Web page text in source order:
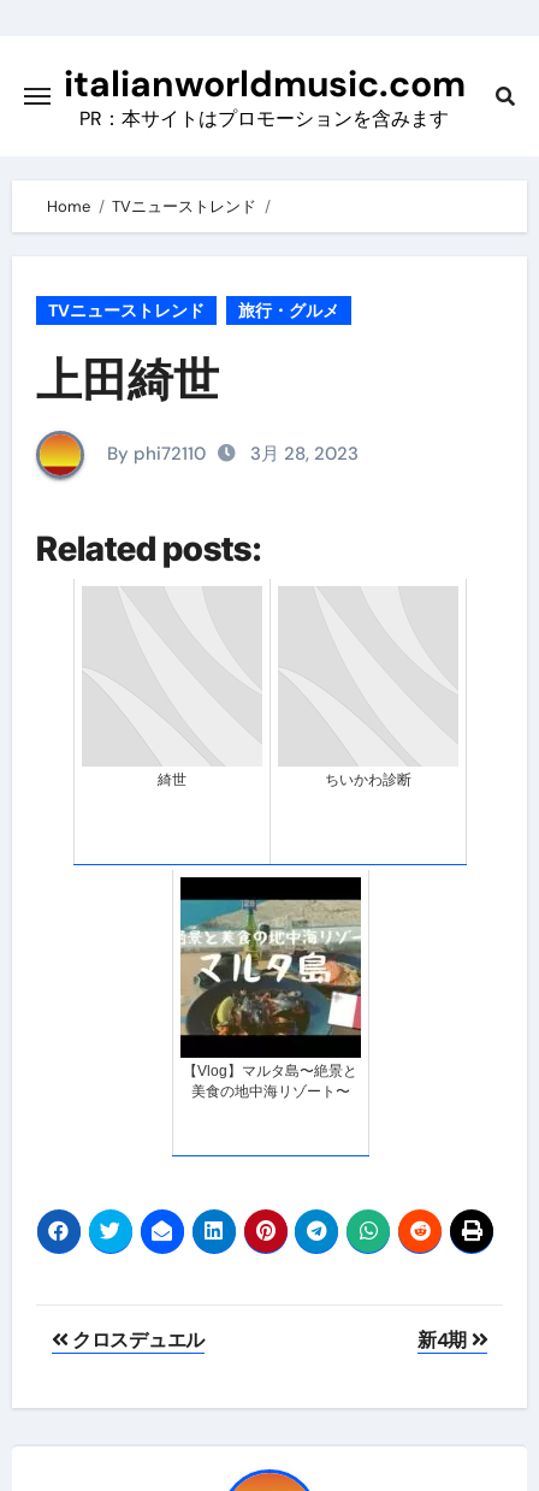
contentitalianworldmusic.com
PR：本サイトはプロモーションを含みます
Home TVニューストレンド
TVニューストレンド 旅行・グルメ
上田綺世
By phi72110 3月 28, 2023
Related posts:
綺世 ちいかわ診断
【Vlog】マルタ島〜絶景と
美食の地中海リゾート〜
投クロスデュエル 新4期